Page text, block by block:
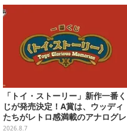
「トイ・ストーリー」新作一番く
じが発売決定！A賞は、ウッディ
たちがレトロ感満載のアナログレ
コード上を走る姿で立体化
2026.8.7